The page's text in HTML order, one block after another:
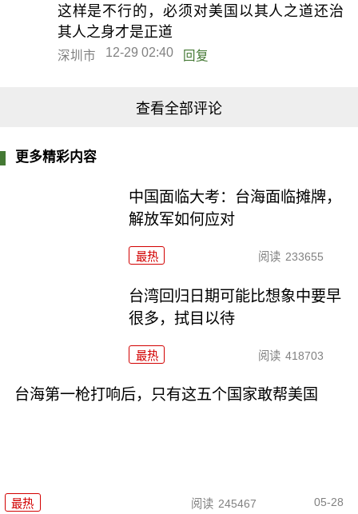
这样是不行的，必须对美国以其人之道还治
其人之身才是正道
深圳市 12-29 02:40 回复
查看全部评论
更多精彩内容
中国面临大考：台海面临摊牌，
解放军如何应对
最热 阅读 233655
台湾回归日期可能比想象中要早
很多，拭目以待
最热 阅读 418703
台海第一枪打响后，只有这五个国家敢帮美国
最热 阅读 245467 05-28